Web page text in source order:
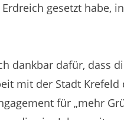
gesetzt habe,
dankbar dafür, dass
mit der Stadt
für „mehr